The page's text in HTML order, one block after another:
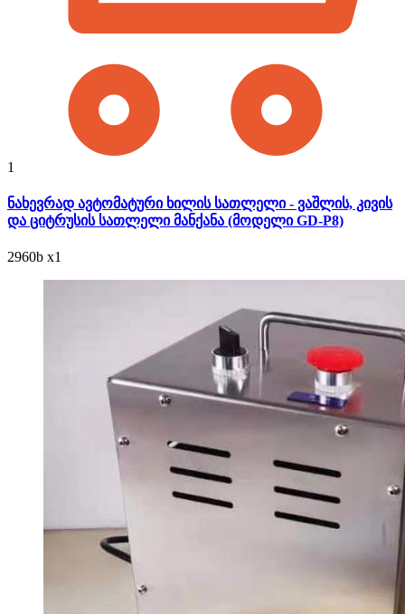
1
ნახევრად ავტომატური ხილის სათლელი - ვაშლის, კივის
და ციტრუსის სათლელი მანქანა (მოდელი GD-P8)
2960b x1